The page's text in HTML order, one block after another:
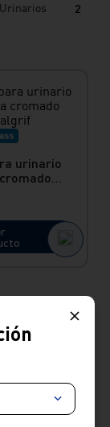
2
urinario
gama de
modernos